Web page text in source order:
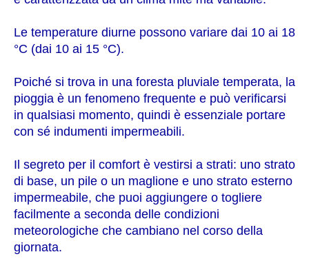
Le temperature diurne possono variare dai 10 ai 18
°C (dai 10 ai 15 °C).
Poiché si trova in una foresta pluviale temperata, la
pioggia è un fenomeno frequente e può verificarsi
in qualsiasi momento, quindi è essenziale portare
con sé indumenti impermeabili.
Il segreto per il comfort è vestirsi a strati: uno strato
di base, un pile o un maglione e uno strato esterno
impermeabile, che puoi aggiungere o togliere
facilmente a seconda delle condizioni
meteorologiche che cambiano nel corso della
giornata.